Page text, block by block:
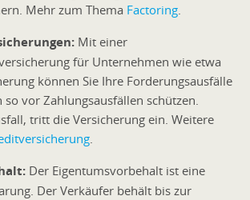
Mehr zum Thema Factoring.
Mit einer
für Unternehmen wie etwa
können Sie Ihre Forderungsausfälle
vor Zahlungsausfällen schützen.
tritt die Versicherung ein. Weitere
.
Der Eigentumsvorbehalt ist eine
Der Verkäufer behält bis zur